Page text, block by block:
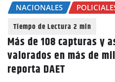
NACIONALES
Más de 108 capturas y
valorados en más de
reporta DAET